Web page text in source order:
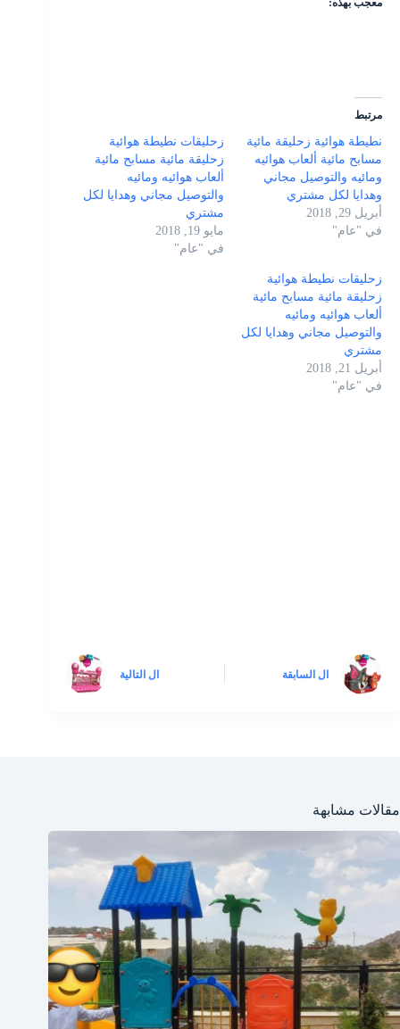
مرتبط
نطيطة هوائية زحليقة مائية
مسابح مائية ألعاب هوائيه
ومائيه والتوصيل مجاني
وهدايا لكل مشتري
أبريل 29, 2018
في "عام"
زحليقات نطيطة هوائية
زحليقة مائية مسابح مائية
ألعاب هوائيه ومائيه
والتوصيل مجاني وهدايا لكل
مشتري
مايو 19, 2018
في "عام"
زحليقات نطيطة هوائية
زحليقة مائية مسابح مائية
ألعاب هوائيه ومائيه
والتوصيل مجاني وهدايا لكل
مشتري
أبريل 21, 2018
في "عام"
ال السابقة ال التالية
مقالات مشابهة